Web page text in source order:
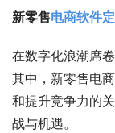
新零售电商软件
在数字化浪潮席
其中，新零售电商
和提升竞争力的
战与机遇。